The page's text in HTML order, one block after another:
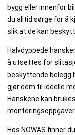
bygg eller innenfor
du alltid sørge for å
slik at de kan
Halvdyppede
å utsettes for
beskyttende belegg
gjør dem til ideelle
Hanskene kan
monteringsoppgaver.
Hos NOWAS finner